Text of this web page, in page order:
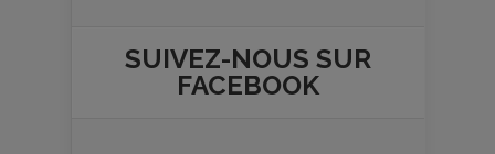
SUIVEZ-NOUS SUR
FACEBOOK